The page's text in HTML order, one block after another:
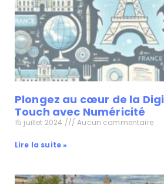
Plongez au cœur de la
Touch avec Numéricité
15 juillet 2024 Aucun commentaire
Lire la suite »